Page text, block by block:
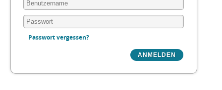
Passwort vergessen?